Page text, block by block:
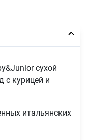
сухой
с курицей и
итальянских